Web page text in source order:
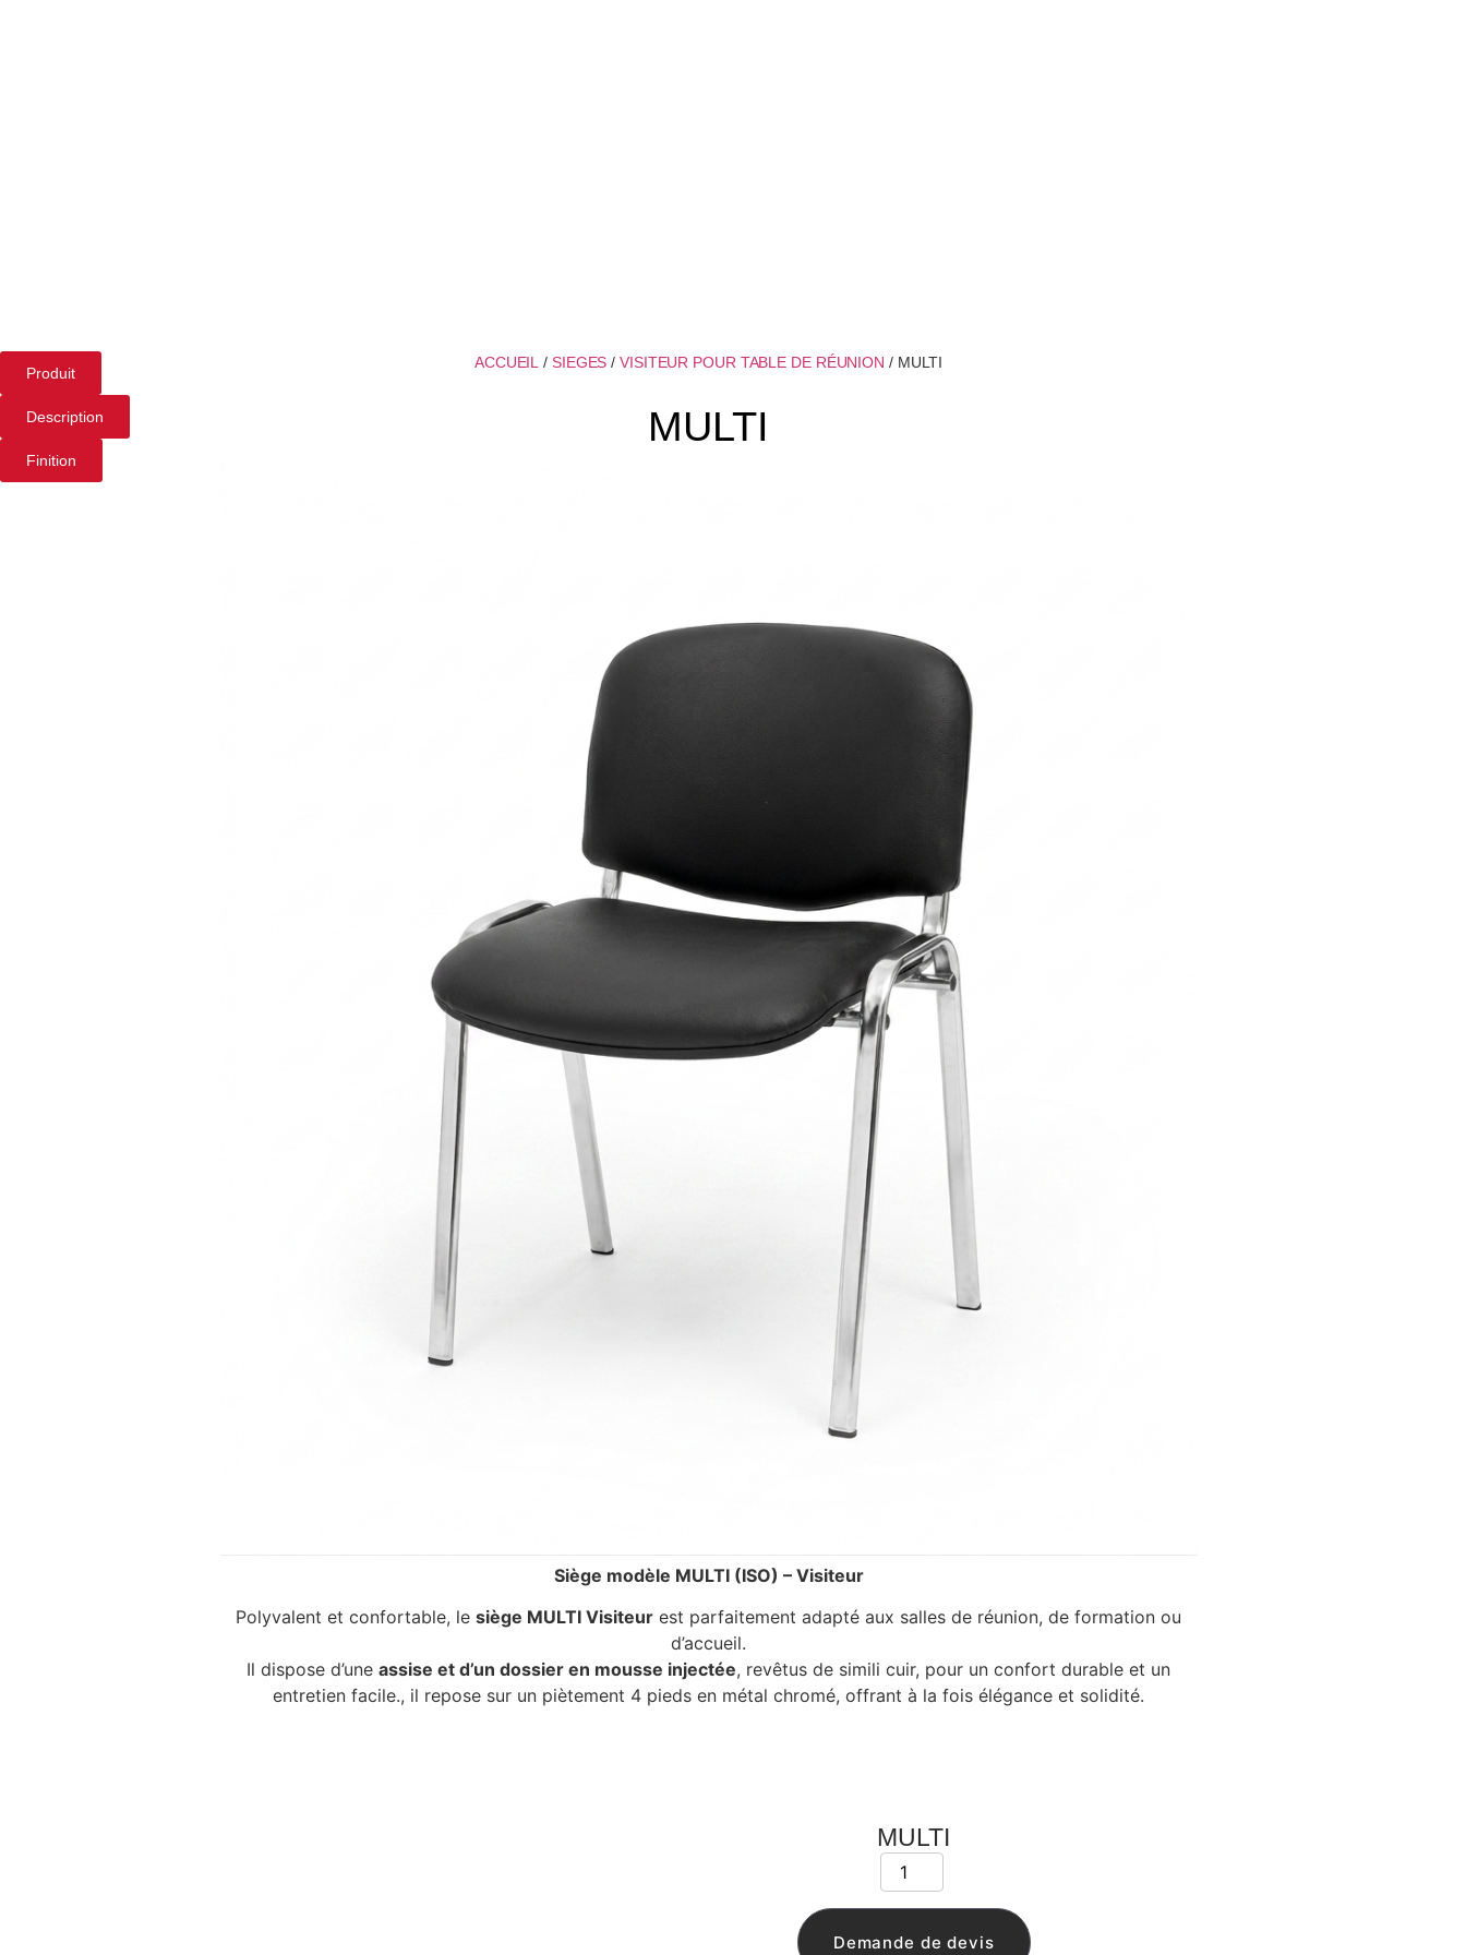
Produit
Description
Finition
ACCUEIL / SIEGES /VISITEUR POUR TABLE DE RÉUNION / MULTI
MULTI
Siège modèle MULTI (ISO) – Visiteur
Polyvalent et confortable, lesiège MULTI Visiteur est parfaitement adapté aux salles de réunion, de formation ou
d’accueil.
Il dispose d’uneassise et d’un dossier en mousse injectée, revêtus de simili cuir, pour un confort durable et un
entretien facile., il repose sur un piètement 4 pieds en métal chromé, offrant à la fois élégance et solidité.
MULTI
Demande de devis